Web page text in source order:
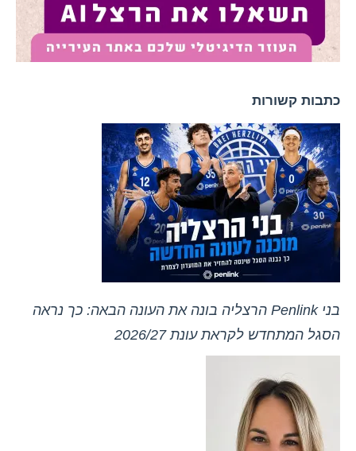
כתבות קשורות
בני Penlink הרצליה בונה את העונה הבאה: כך נראה
הסגל המתחדש לקראת עונת 2026/27